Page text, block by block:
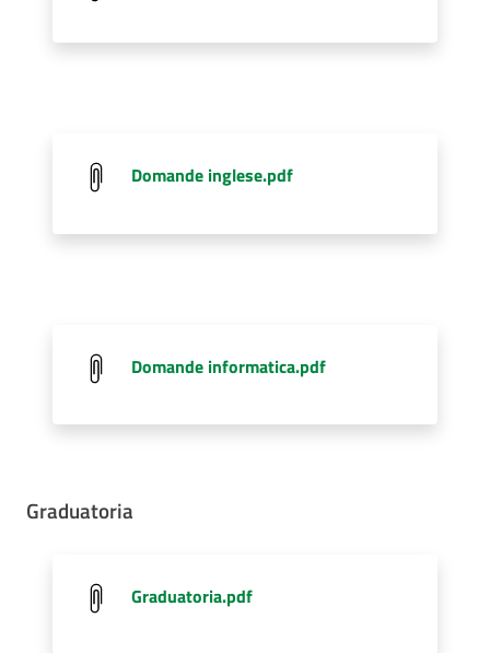
Domande inglese.pdf
Domande informatica.pdf
Graduatoria
Graduatoria.pdf